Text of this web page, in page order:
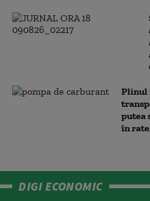
Plinul
putea
în
DIGI ECONOMIC